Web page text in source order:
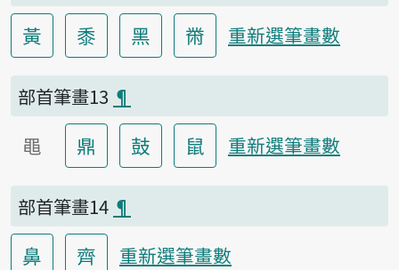
黃 黍 黑 黹 重新選筆畫數
部首筆畫13 ¶
黽 鼎 鼓 鼠 重新選筆畫數
部首筆畫14 ¶
鼻 齊 重新選筆畫數